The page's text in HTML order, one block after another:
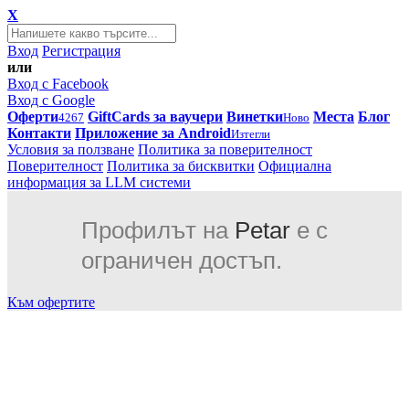
X
Вход Регистрация
или
Вход с Facebook
Вход с Google
Оферти4267 GiftCards за ваучери ВинеткиНово Места Блог
Контакти Приложение за AndroidИзтегли
Условия за ползване Политика за поверителност
Поверителност Политика за бисквитки Официална
информация за LLM системи
Профилът на Petar е с
ограничен достъп.
Към офертите